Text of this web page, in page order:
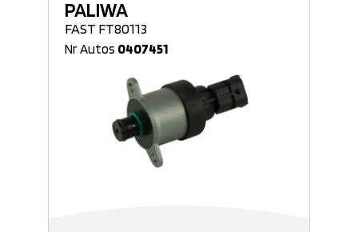
PALIWA
FAST FT80113
Nr Autos 0407451